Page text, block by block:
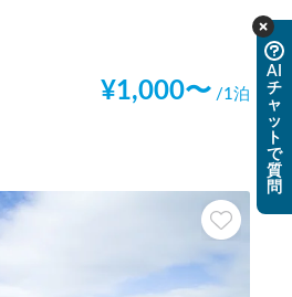
¥1,000〜 /1泊
AI
チ
ャ
ッ
ト
で
質
問